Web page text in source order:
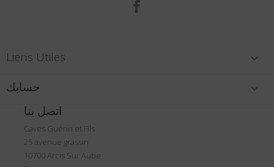
Liens Utiles 
حسابك 
اتصل بنا
Caves Guérin et Fils
25 avenue grassin
10700 Arcis Sur Aube